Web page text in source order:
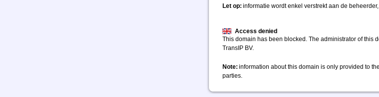
Let op: informatie wordt enkel verstrekt aan de
Access denied
This domain has been blocked. The administrator of this
TransIP BV.
Note: information about this domain is only provided to
parties.